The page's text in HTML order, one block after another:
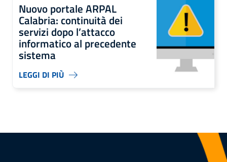
Nuovo portale ARPAL
Calabria: continuità dei
servizi dopo l’attacco
informatico al precedente
sistema
LEGGI DI PIÙ